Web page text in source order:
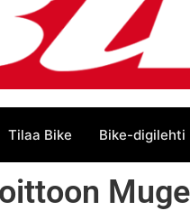
Tilaa Bike Bike-digilehti